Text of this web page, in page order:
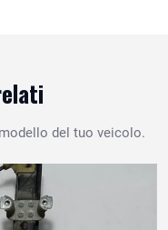
del tuo veicolo.